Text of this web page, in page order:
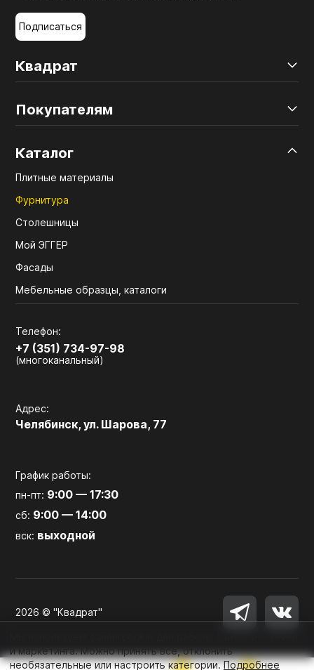
Квадрат
Покупателям
Каталог
Плитные материалы
Фурнитура
Столешницы
Мой ЭГГЕР
Фасады
Мебельные образцы, каталоги
Телефон:
+7 (351) 734-97-98
(многоканальный)
Адрес:
Челябинск, ул. Шарова, 77
График работы:
пн-пт: 9:00 — 17:30
сб: 9:00 — 14:00
вск: выходной
Подписаться
2026 © "Квадрат"
и маркетинга. Можно принять все, отклонить
необязательные или настроить категории.Подробнее